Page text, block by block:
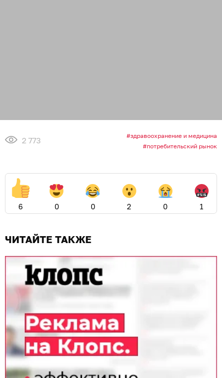
2 773
здравоохранение и медицина
потребительский рынок
6 0 0 2 0 1
ЧИТАЙТЕ ТАКЖЕ